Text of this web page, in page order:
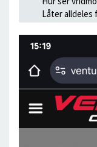
Låter alldeles